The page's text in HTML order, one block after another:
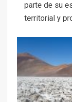
parte de su
territorial y